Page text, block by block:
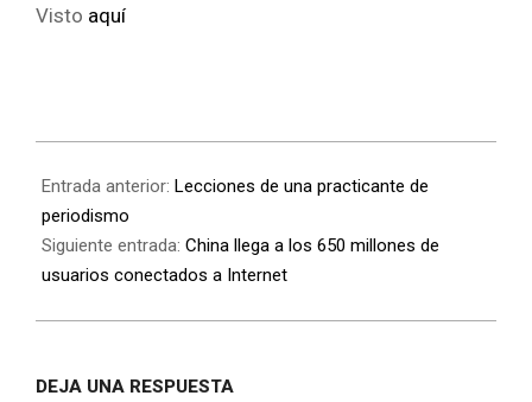
Visto aquí
Entrada anterior: Lecciones de una practicante de
periodismo
Siguiente entrada: China llega a los 650 millones de
usuarios conectados a Internet
DEJA UNA RESPUESTA